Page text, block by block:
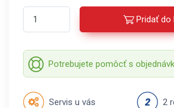
Pridať do
Potrebujete pomôcť s
Servis u vás 2